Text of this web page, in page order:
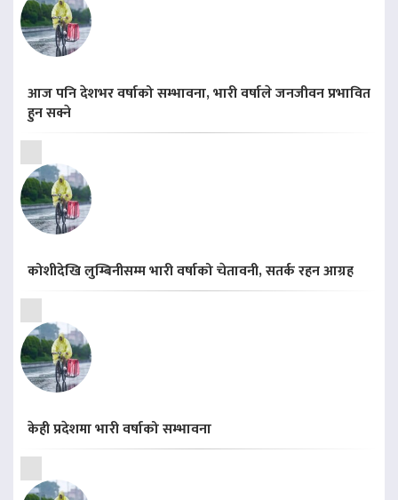
आज पनि देशभर वर्षाको सम्भावना, भारी वर्षाले जनजीवन प्रभावित
हुन सक्ने
कोशीदेखि लुम्बिनीसम्म भारी वर्षाको चेतावनी, सतर्क रहन आग्रह
केही प्रदेशमा भारी वर्षाको सम्भावना